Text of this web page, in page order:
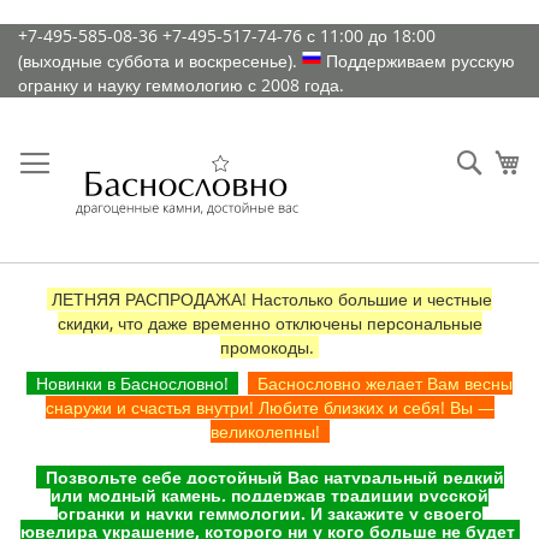
К
содержимому
+7-495-585-08-36 +7-495-517-74-76 с 11:00 до 18:00
(выходные суббота и воскресенье).
Поддерживаем русскую
огранку и науку геммологию с 2008 года.
ЛЕТНЯЯ РАСПРОДАЖА! Настолько большие и честные
скидки, что даже временно отключены персональные
промокоды.
Новинки в Баснословно!
Баснословно желает Вам весны
снаружи и счастья внутри! Любите близких и себя! Вы —
великолепны!
Позвольте себе достойный Вас натуральный редкий
или модный камень, поддержав традиции русской
огранки и науки геммологии. И закажите у своего
ювелира украшение, которого ни у кого больше не будет